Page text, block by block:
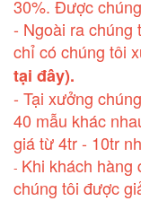
30%. Được
- Ngoài ra chúng
chỉ có chúng tôi
tại đây).
- Tại xưởng
40 mẫu khác
giá từ 4tr - 10tr
- Khi khách hàng
chúng tôi được